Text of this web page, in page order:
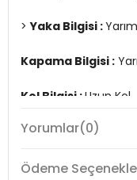
>Yaka Bilgisi :
Kapama Bilgisi :
Kol Bilgisi :Uzun Kol
Kalıp Bilgisi :Slim Fit
Manken Ölçüsü :
Yorumlar(0)
Ödeme